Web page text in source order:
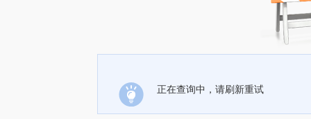
正在查询中，请刷新重试